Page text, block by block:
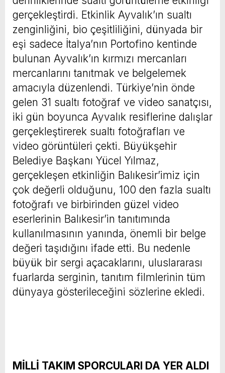
gerçekleştirdi. Etkinlik Ayvalık’ın sualtı
zenginliğini, bio çeşitliliğini, dünyada bir
eşi sadece İtalya’nın Portofino kentinde
bulunan Ayvalık’ın kırmızı mercanları
mercanlarını tanıtmak ve belgelemek
amacıyla düzenlendi. Türkiye’nin önde
gelen 31 sualtı fotoğraf ve video sanatçısı,
iki gün boyunca Ayvalık resiflerine dalışlar
gerçekleştirerek sualtı fotoğrafları ve
video görüntüleri çekti. Büyükşehir
Belediye Başkanı Yücel Yılmaz,
gerçekleşen etkinliğin Balıkesir’imiz için
çok değerli olduğunu, 100 den fazla sualtı
fotoğrafı ve birbirinden güzel video
eserlerinin Balıkesir’in tanıtımında
kullanılmasının yanında, önemli bir belge
değeri taşıdığını ifade etti. Bu nedenle
büyük bir sergi açacaklarını, uluslararası
fuarlarda serginin, tanıtım filmlerinin tüm
dünyaya gösterileceğini sözlerine ekledi.
MİLLİ TAKIM SPORCULARI DA YER ALDI